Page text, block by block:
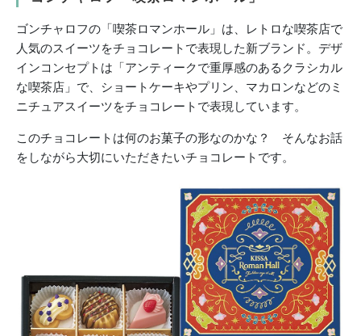
ゴンチャロフの「喫茶ロマンホール」は、レトロな喫茶店で
人気のスイーツをチョコレートで表現した新ブランド。デザ
インコンセプトは「アンティークで重厚感のあるクラシカル
な喫茶店」で、ショートケーキやプリン、マカロンなどのミ
ニチュアスイーツをチョコレートで表現しています。
このチョコレートは何のお菓子の形なのかな？ そんなお話
をしながら大切にいただきたいチョコレートです。